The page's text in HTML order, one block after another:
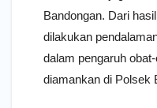
Bandongan. Dari
dilakukan
dalam pengaruh
diamankan di Polsek